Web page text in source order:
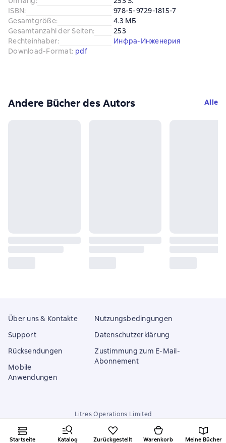
Startseite Katalog Zurückgestellt Warenkorb Meine Bücher
ISBN:
978-5-9729-1815-7
Gesamtgröße:
4.3 МБ
Gesamtanzahl der Seiten:
253
Rechteinhaber:
Инфра-Инженерия
Download-Format: pdf
Andere Bücher des Autors Alle
Über uns & Kontakte
Support
Rücksendungen
Mobile
Anwendungen
Nutzungsbedingungen
Datenschutzerklärung
Zustimmung zum E-Mail-
Abonnement
Litres Operations Limited